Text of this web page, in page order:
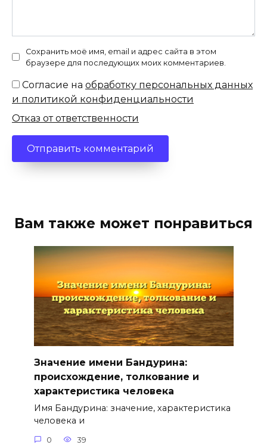
Сохранить моё имя, email и адрес сайта в этом
браузере для последующих моих комментариев.
Согласие на обработку персональных данных
и политикой конфиденциальности
Отказ от ответственности
Вам также может понравиться
Значение имени Бандурина:
происхождение, толкование и
характеристика человека
Имя Бандурина: значение, характеристика
человека и
0 39